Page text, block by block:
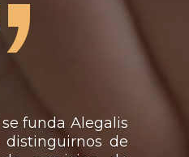
funda Alegalis
de